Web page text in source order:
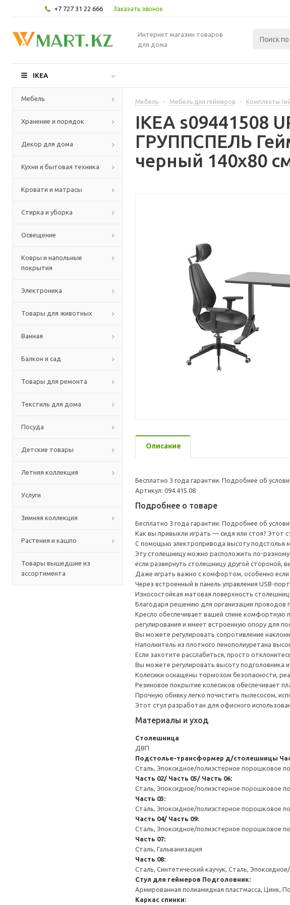
+7 727 31 22 666 Заказать звонок
Интернет магазин товаров
для дома
IKEA
Мебель
Хранение и порядок
Декор для дома
Кухни и бытовая техника
Кровати и матрасы
Стирка и уборка
Освещение
Ковры и напольные
покрытия
Электроника
Товары для животных
Ванная
Балкон и сад
Товары для ремонта
Текстиль для дома
Посуда
Детские товары
Летняя коллекция
Услуги
Зимняя коллекция
Растения и кашпо
Товары вышедшие из
ассортимента
Мебель - Мебель для геймеров - Комплекты
IKEA s09441508
ГРУППСПЕЛЬ
черный 140x80
Описание
Бесплатно 3 года гарантии. Подробнее об
Артикул: 094.415.08
Подробнее о товаре
Бесплатно 3 года гарантии. Подробнее об
Как вы привыкли играть — сидя или стоя? Этот
С помощью электропривода высоту подстолья
Эту столешницу можно расположить по-
если развернуть столешницу другой стороной,
Даже играть важно с комфортом, особенно если
Через встроенный в панель управления USB-
Износостойкая матовая поверхность
Благодаря решению для организации проводов
Кресло обеспечивает вашей спине комфортную
регулирования и имеет встроенную опору для
Вы можете регулировать сопротивление
Наполнитель из плотного пенополиуретана
Если захотите расслабиться, просто
Вы можете регулировать высоту подголовника
Колесики оснащены тормозом безопасности,
Резиновое покрытие колесиков обеспечивает
Прочную обивку легко почистить пылесосом,
Этот стул разработан для офисного
Материалы и уход
Столешница
ДВП
Подстолье-трансформер д/столешницы
Сталь, Эпоксидное/полиэстерное порошковое
Часть 02/ Часть 05/ Часть 06:
Сталь, Эпоксидное/полиэстерное порошковое
Часть 03:
Сталь, Эпоксидное/полиэстерное порошковое
Часть 04/ Часть 09:
Сталь, Эпоксидное/полиэстерное порошковое
Часть 07:
Сталь, Гальванизация
Часть 08:
Сталь, Синтетический каучук, Сталь,
Стул для геймеров Подголовник:
Армированная полиамидная пластмасса, Цинк,
Каркас спинки: